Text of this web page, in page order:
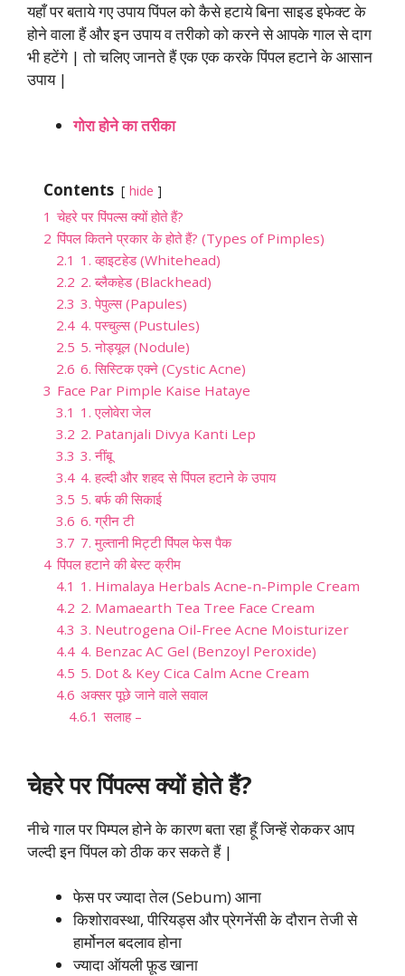
यहाँ पर बताये गए उपाय पिंपल को कैसे हटाये बिना साइड इफेक्ट के
होने वाला हैं और इन उपाय व तरीको को करने से आपके गाल से दाग
भी हटेंगे | तो चलिए जानते हैं एक एक करके पिंपल हटाने के आसान
उपाय |
गोरा होने का तरीका
Contents hide
1 चेहरे पर पिंपल्स क्यों होते हैं?
2 पिंपल कितने प्रकार के होते हैं? (Types of Pimples)
2.1 1. व्हाइटहेड (Whitehead)
2.2 2. ब्लैकहेड (Blackhead)
2.3 3. पेपुल्स (Papules)
2.4 4. पस्चुल्स (Pustules)
2.5 5. नोड्यूल (Nodule)
2.6 6. सिस्टिक एक्ने (Cystic Acne)
3 Face Par Pimple Kaise Hataye
3.1 1. एलोवेरा जेल
3.2 2. Patanjali Divya Kanti Lep
3.3 3. नींबू
3.4 4. हल्दी और शहद से पिंपल हटाने के उपाय
3.5 5. बर्फ की सिकाई
3.6 6. ग्रीन टी
3.7 7. मुल्तानी मिट्टी पिंपल फेस पैक
4 पिंपल हटाने की बेस्ट क्रीम
4.1 1. Himalaya Herbals Acne-n-Pimple Cream
4.2 2. Mamaearth Tea Tree Face Cream
4.3 3. Neutrogena Oil-Free Acne Moisturizer
4.4 4. Benzac AC Gel (Benzoyl Peroxide)
4.5 5. Dot & Key Cica Calm Acne Cream
4.6 अक्सर पूछे जाने वाले सवाल
4.6.1 सलाह –
चेहरे पर पिंपल्स क्यों होते हैं?
नीचे गाल पर पिम्पल होने के कारण बता रहा हूँ जिन्हें रोककर आप
जल्दी इन पिंपल को ठीक कर सकते हैं |
फेस पर ज्यादा तेल (Sebum) आना
किशोरावस्था, पीरियड्स और प्रेगनेंसी के दौरान तेजी से
हार्मोनल बदलाव होना
ज्यादा ऑयली फ़ूड खाना